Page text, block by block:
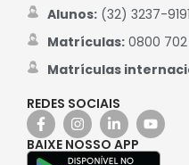
Alunos:(32) 3237-9191
Matrículas:0800 702
Matrículas
REDES SOCIAIS
BAIXE NOSSO APP